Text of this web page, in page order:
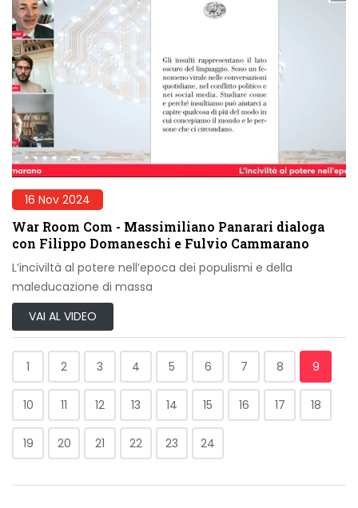
16 Nov 2024
War Room Com - Massimiliano Panarari dialoga
con Filippo Domaneschi e Fulvio Cammarano
L’inciviltà al potere nell’epoca dei populismi e della
maleducazione di massa
VAI AL VIDEO
1 2 3 4 5 6 7 8 9
10 11 12 13 14 15 16 17 18
19 20 21 22 23 24